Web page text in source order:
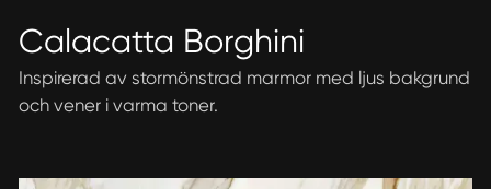
Calacatta Borghini
Inspirerad av stormönstrad marmor med ljus bakgrund
och vener i varma toner.